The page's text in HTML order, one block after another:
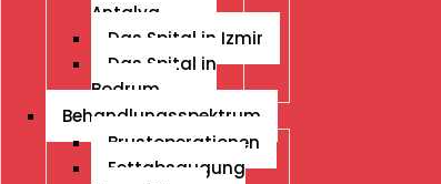
Antalya
Das Spital in Izmir
Das Spital in
Bodrum
Behandlungsspektrum
Brustoperationen
Fettabsaugung